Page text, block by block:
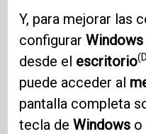
Y, para mejorar las
configurarWindows
desde el escritorio
puede acceder al
pantalla completa
tecla deWindows o